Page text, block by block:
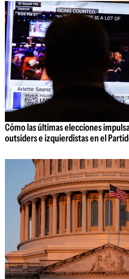
Cómo las últimas elecciones
outsiders e izquierdistas en el